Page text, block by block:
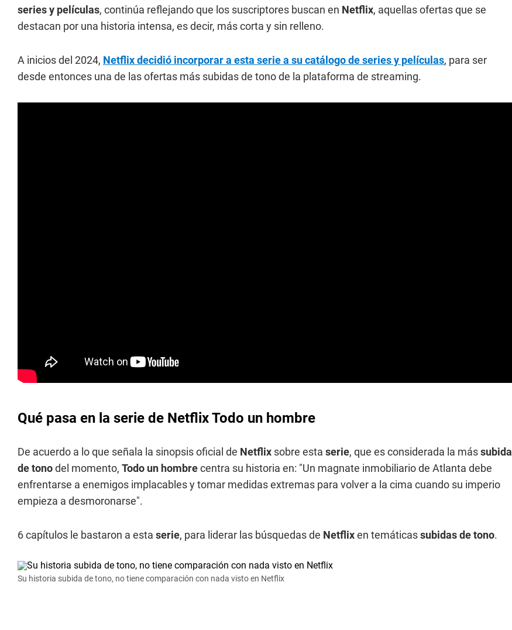
series y películas, continúa reflejando que los suscriptores buscan en Netflix, aquellas ofertas que se
destacan por una historia intensa, es decir, más corta y sin relleno.
A inicios del 2024, Netflix decidió incorporar a esta serie a su catálogo de series y películas, para ser
desde entonces una de las ofertas más subidas de tono de la plataforma de streaming.
Qué pasa en la serie de Netflix Todo un hombre
De acuerdo a lo que señala la sinopsis oficial de Netflix sobre esta serie, que es considerada la mássubida
de tonodel momento, Todo un hombrecentra su historia en: "Un magnate inmobiliario de Atlanta debe
enfrentarse a enemigos implacables y tomar medidas extremas para volver a la cima cuando su imperio
empieza a desmoronarse".
6 capítulos le bastaron a esta serie, para liderar las búsquedas de Netflixen temáticassubidas de tono.
Su historia subida de tono, no tiene comparación con nada visto en Netflix